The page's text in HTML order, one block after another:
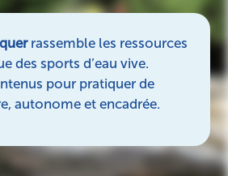
rassemble les ressources
des sports d’eau vive.
pour pratiquer de
autonome et encadrée.